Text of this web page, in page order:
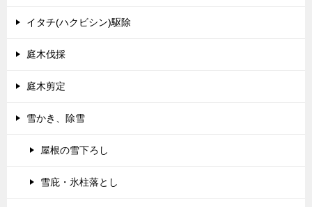
イタチ(ハクビシン)駆除
庭木伐採
庭木剪定
雪かき、除雪
屋根の雪下ろし
雪庇・氷柱落とし